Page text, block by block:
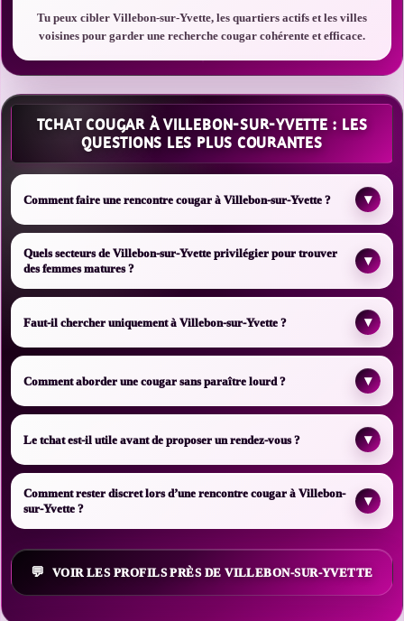
Tu peux cibler Villebon-sur-Yvette, les quartiers actifs et les villes
voisines pour garder une recherche cougar cohérente et efficace.
TCHAT COUGAR À VILLEBON-SUR-YVETTE : LES
QUESTIONS LES PLUS COURANTES
Comment faire une rencontre cougar à Villebon-sur-Yvette ? ▾
Quels secteurs de Villebon-sur-Yvette privilégier pour trouver
des femmes matures ?
▾
Faut-il chercher uniquement à Villebon-sur-Yvette ? ▾
Comment aborder une cougar sans paraître lourd ? ▾
Le tchat est-il utile avant de proposer un rendez-vous ? ▾
Comment rester discret lors d’une rencontre cougar à Villebon-
sur-Yvette ?
▾
VOIR LES PROFILS PRÈS DE VILLEBON-SUR-YVETTE